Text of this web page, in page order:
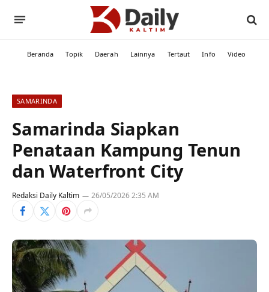
Beranda Topik Daerah Lainnya Tertaut Info Video
SAMARINDA
Samarinda Siapkan
Penataan Kampung Tenun
dan Waterfront City
Redaksi Daily Kaltim 26/05/2026 2:35 AM